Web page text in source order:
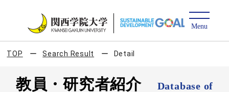
TOP Search Result Detail
教員・研究者紹介
Database of